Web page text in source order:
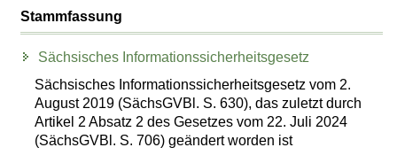
Stammfassung
Sächsisches Informationssicherheitsgesetz
Sächsisches Informationssicherheitsgesetz vom 2.
August 2019 (SächsGVBl. S. 630), das zuletzt durch
Artikel 2 Absatz 2 des Gesetzes vom 22. Juli 2024
(SächsGVBl. S. 706) geändert worden ist